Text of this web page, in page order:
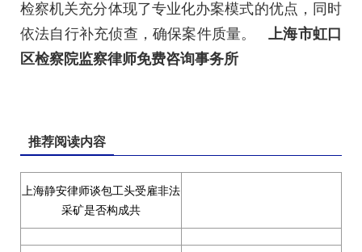
检察机关充分体现了专业化办案模式的优点，同时
依法自行补充侦查，确保案件质量。上海市虹口
区检察院监察律师免费咨询事务所
推荐阅读内容
上海静安律师谈包工头受雇非法
采矿是否构成共